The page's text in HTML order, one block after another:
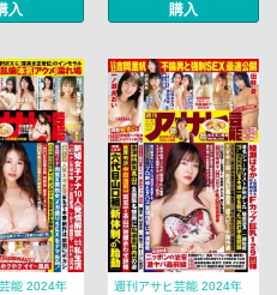
入 購入
能 2024年
週刊アサヒ芸能 2024年